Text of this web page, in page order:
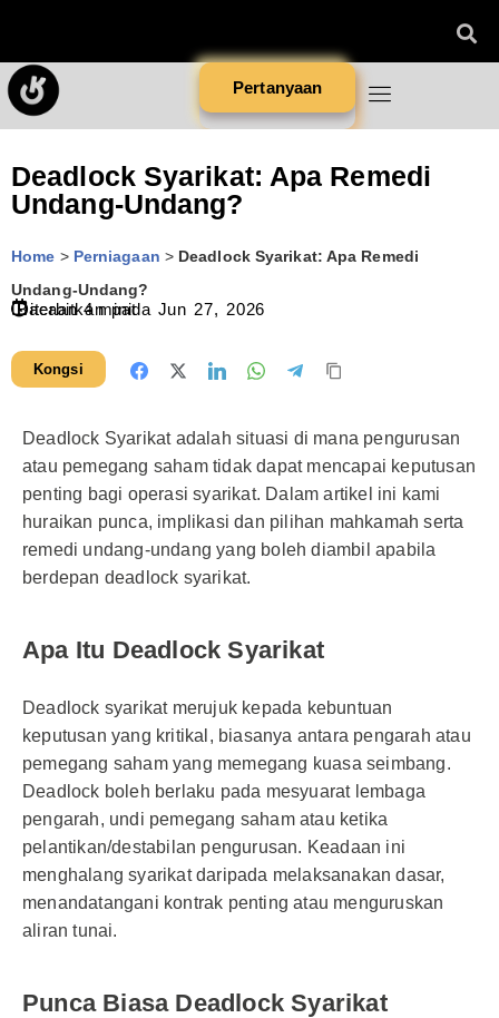
Pertanyaan
Deadlock Syarikat: Apa Remedi
Undang-Undang?
Home > Perniagaan > Deadlock Syarikat: Apa Remedi
Undang-Undang?
Diterbitkan pada Jun 27, 2026
Bacaan4 minit
Kongsi
Deadlock Syarikat adalah situasi di mana pengurusan
atau pemegang saham tidak dapat mencapai keputusan
penting bagi operasi syarikat. Dalam artikel ini kami
huraikan punca, implikasi dan pilihan mahkamah serta
remedi undang-undang yang boleh diambil apabila
berdepan deadlock syarikat.
Apa Itu Deadlock Syarikat
Deadlock syarikat merujuk kepada kebuntuan
keputusan yang kritikal, biasanya antara pengarah atau
pemegang saham yang memegang kuasa seimbang.
Deadlock boleh berlaku pada mesyuarat lembaga
pengarah, undi pemegang saham atau ketika
pelantikan/destabilan pengurusan. Keadaan ini
menghalang syarikat daripada melaksanakan dasar,
menandatangani kontrak penting atau menguruskan
aliran tunai.
Punca Biasa Deadlock Syarikat